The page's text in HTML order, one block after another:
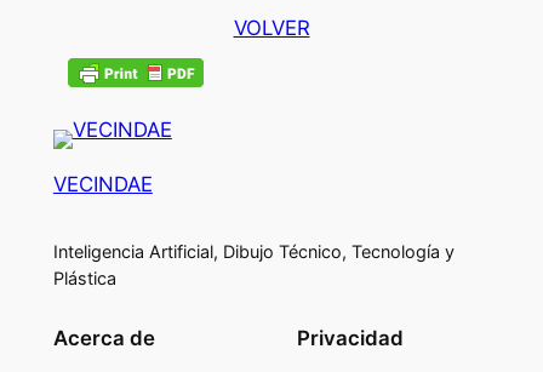
VOLVER
VECINDAE
Inteligencia Artificial, Dibujo Técnico, Tecnología y
Plástica
Acerca de Privacidad